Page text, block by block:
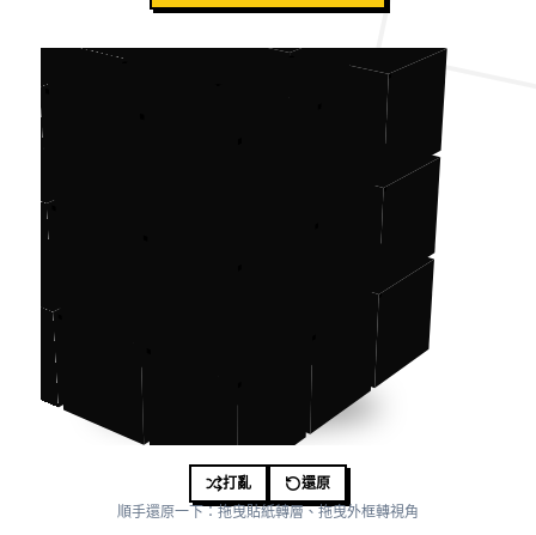
打亂
還原
順手還原一下：拖曳貼紙轉層、拖曳外框轉視角